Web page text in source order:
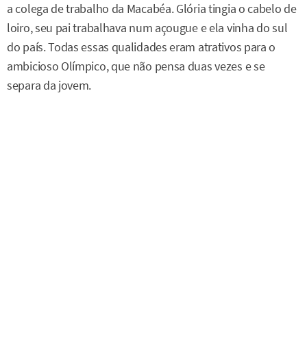
a colega de trabalho da Macabéa. Glória tingia o cabelo de
loiro, seu pai trabalhava num açougue e ela vinha do sul
do país. Todas essas qualidades eram atrativos para o
ambicioso Olímpico, que não pensa duas vezes e se
separa da jovem.